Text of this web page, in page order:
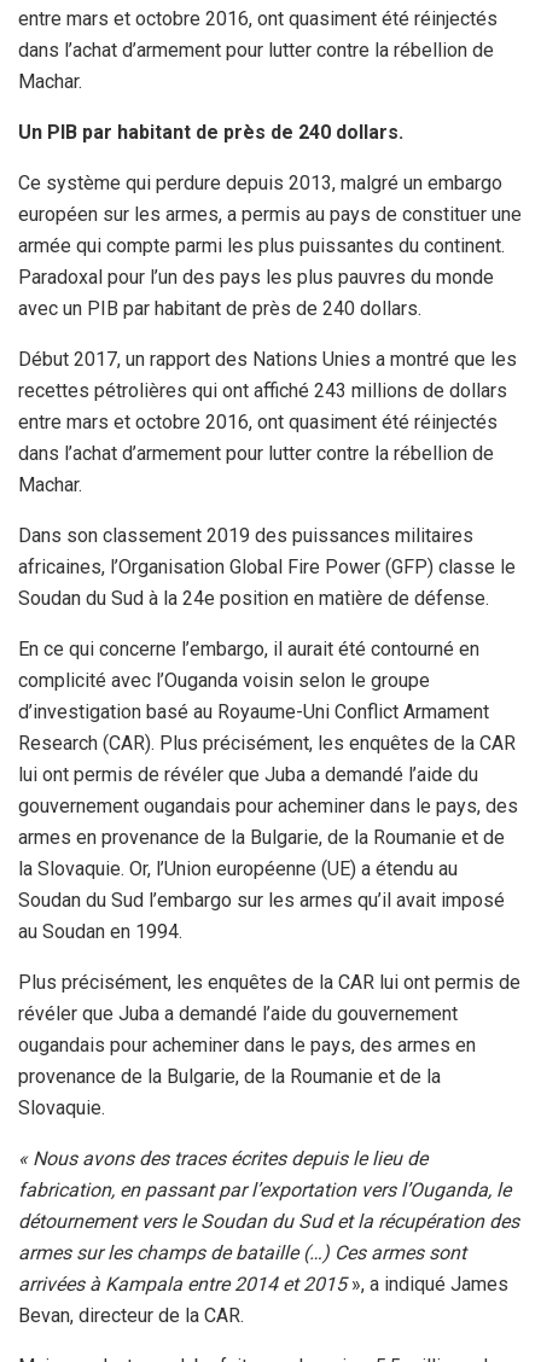
entre mars et octobre 2016, ont quasiment été réinjectés
dans l’achat d’armement pour lutter contre la rébellion de
Machar.
Un PIB par habitant de près de 240 dollars.
Ce système qui perdure depuis 2013, malgré un embargo
européen sur les armes, a permis au pays de constituer une
armée qui compte parmi les plus puissantes du continent.
Paradoxal pour l’un des pays les plus pauvres du monde
avec un PIB par habitant de près de 240 dollars.
Début 2017, un rapport des Nations Unies a montré que les
recettes pétrolières qui ont affiché 243 millions de dollars
entre mars et octobre 2016, ont quasiment été réinjectés
dans l’achat d’armement pour lutter contre la rébellion de
Machar.
Dans son classement 2019 des puissances militaires
africaines, l’Organisation Global Fire Power (GFP) classe le
Soudan du Sud à la 24e position en matière de défense.
En ce qui concerne l’embargo, il aurait été contourné en
complicité avec l’Ouganda voisin selon le groupe
d’investigation basé au Royaume-Uni Conflict Armament
Research (CAR). Plus précisément, les enquêtes de la CAR
lui ont permis de révéler que Juba a demandé l’aide du
gouvernement ougandais pour acheminer dans le pays, des
armes en provenance de la Bulgarie, de la Roumanie et de
la Slovaquie. Or, l’Union européenne (UE) a étendu au
Soudan du Sud l’embargo sur les armes qu’il avait imposé
au Soudan en 1994.
Plus précisément, les enquêtes de la CAR lui ont permis de
révéler que Juba a demandé l’aide du gouvernement
ougandais pour acheminer dans le pays, des armes en
provenance de la Bulgarie, de la Roumanie et de la
Slovaquie.
« Nous avons des traces écrites depuis le lieu de
fabrication, en passant par l’exportation vers l’Ouganda, le
détournement vers le Soudan du Sud et la récupération des
armes sur les champs de bataille (…) Ces armes sont
arrivées à Kampala entre 2014 et 2015», a indiqué James
Bevan, directeur de la CAR.